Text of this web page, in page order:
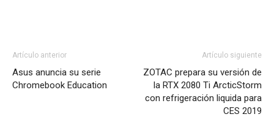
Artículo anterior
Asus anuncia su serie
Chromebook Education
Artículo siguiente
ZOTAC prepara su versión de
la RTX 2080 Ti ArcticStorm
con refrigeración liquida para
CES 2019